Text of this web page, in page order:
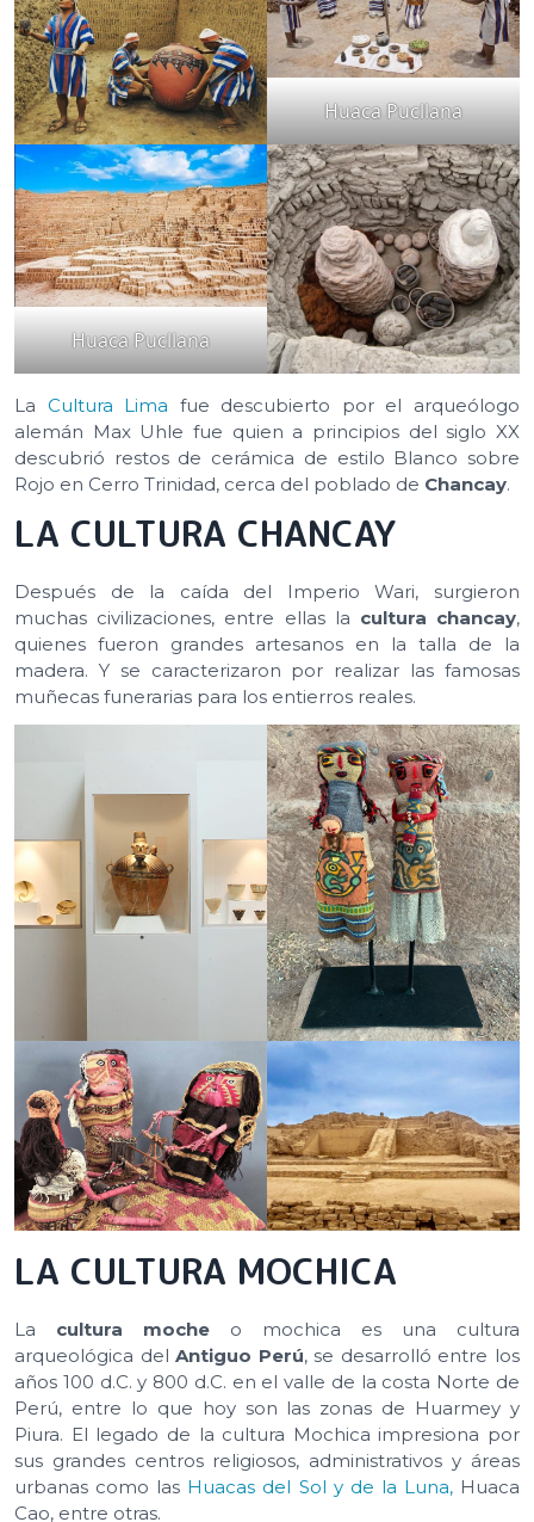
Huaca Pucllana
Huaca Pucllana
La Cultura Lima fue descubierto por el arqueólogo
alemán Max Uhle fue quien a principios del siglo XX
descubrió restos de cerámica de estilo Blanco sobre
Rojo en Cerro Trinidad, cerca del poblado de Chancay.
LA CULTURA CHANCAY
Después de la caída del Imperio Wari, surgieron
muchas civilizaciones, entre ellas la cultura chancay,
quienes fueron grandes artesanos en la talla de la
madera. Y se caracterizaron por realizar las famosas
muñecas funerarias para los entierros reales.
LA CULTURA MOCHICA
La cultura moche o mochica es una cultura
arqueológica delAntiguo Perú, se desarrolló entre los
años 100 d.C. y 800 d.C. en el valle de la costa Norte de
Perú, entre lo que hoy son las zonas de Huarmey y
Piura. El legado de la cultura Mochica impresiona por
sus grandes centros religiosos, administrativos y áreas
urbanas como las Huacas del Sol y de la Luna,Huaca
Cao, entre otras.